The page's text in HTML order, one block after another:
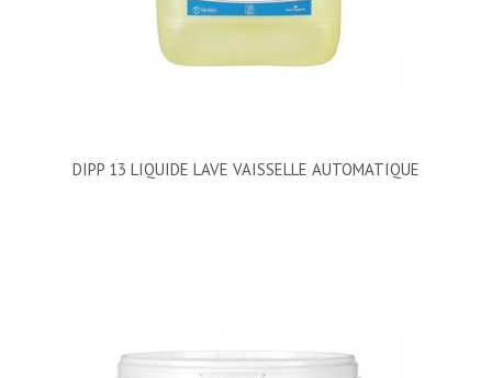
DIPP 13 LIQUIDE LAVE VAISSELLE AUTOMATIQUE